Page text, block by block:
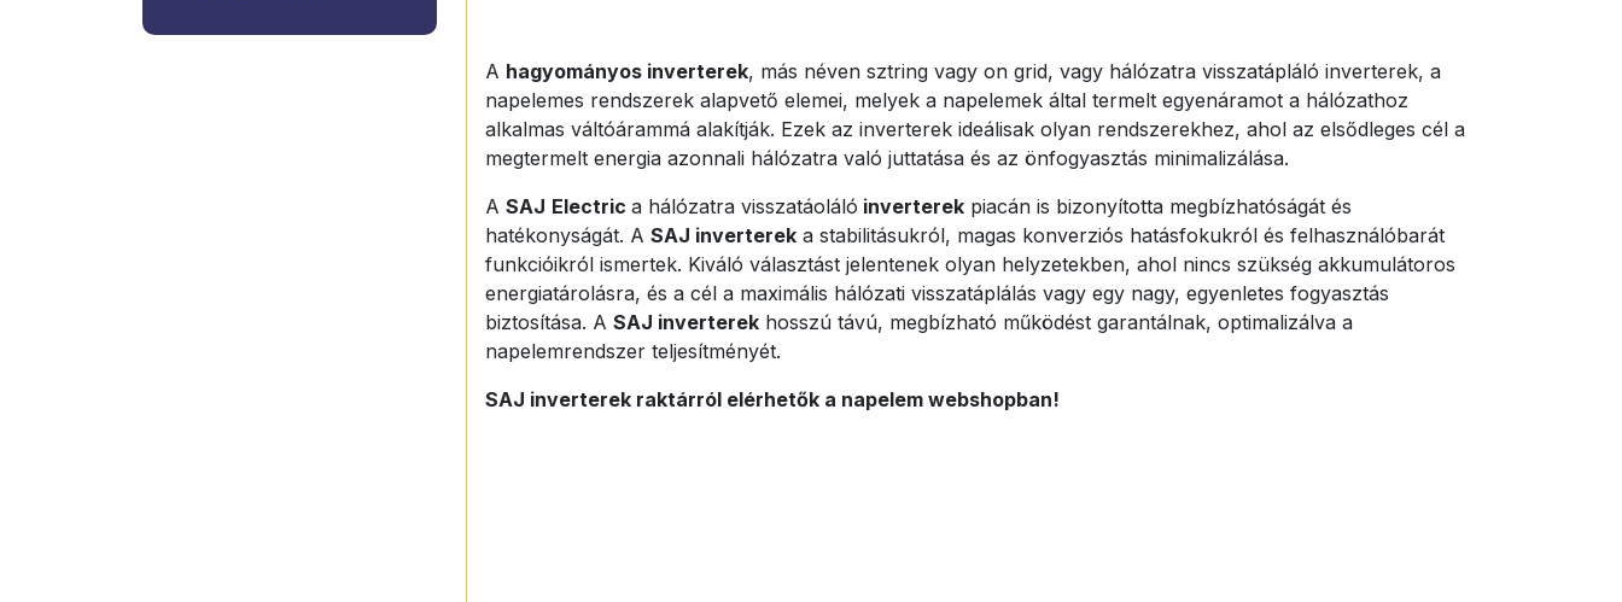
A hagyományos inverterek, más néven sztring vagy on grid, vagy hálózatra visszatápláló inverterek, a
napelemes rendszerek alapvető elemei, melyek a napelemek által termelt egyenáramot a hálózathoz
alkalmas váltóárammá alakítják. Ezek az inverterek ideálisak olyan rendszerekhez, ahol az elsődleges cél a
megtermelt energia azonnali hálózatra való juttatása és az önfogyasztás minimalizálása.
A SAJ Electric a hálózatra visszatáoláló inverterek piacán is bizonyította megbízhatóságát és
hatékonyságát. A SAJ inverterek a stabilitásukról, magas konverziós hatásfokukról és felhasználóbarát
funkcióikról ismertek. Kiváló választást jelentenek olyan helyzetekben, ahol nincs szükség akkumulátoros
energiatárolásra, és a cél a maximális hálózati visszatáplálás vagy egy nagy, egyenletes fogyasztás
biztosítása. A SAJ inverterek hosszú távú, megbízható működést garantálnak, optimalizálva a
napelemrendszer teljesítményét.
SAJ inverterek raktárról elérhetők a napelem webshopban!